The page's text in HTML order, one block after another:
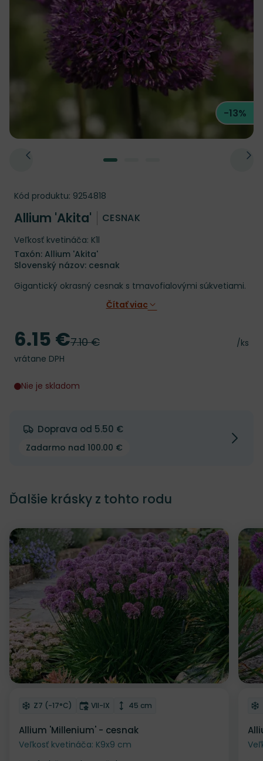
-13%
Kód produktu: 9254818
Allium 'Akita' CESNAK
Veľkosť kvetináča: K1l
Taxón: Allium 'Akita'
Slovenský názov: cesnak
Gigantický okrasný cesnak s tmavofialovými súkvetiami.
Čítať viac
Pôvodná cena
7.10 € Cena
/ks
Cena
6.15 €
vrátane DPH
Nie je skladom
Doprava od 5.50 €
Zadarmo nad 100.00 €
Ďalšie krásky z tohto rodu
Odober do zoznamu želaní
Mrazuvzdornosť
Z7 (-17°C) Doba kvitnutia
VII-IX Výška rastliny
45 cm
Allium 'Millenium' - cesnak
Veľkosť kvetináča: K9x9 cm